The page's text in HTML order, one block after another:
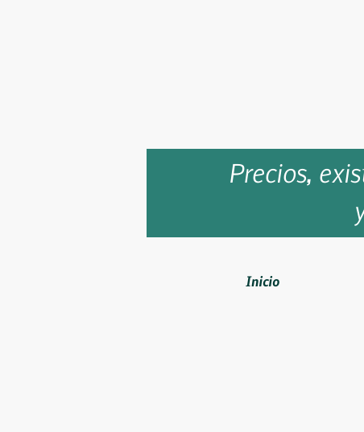
Precios,
Inicio